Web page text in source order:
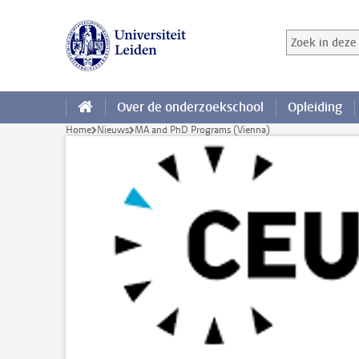
Zoek in deze
Zoekterm
Over de onderzoekschool Opleiding
Home Nieuws MA and PhD Programs (Vienna)